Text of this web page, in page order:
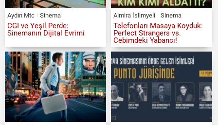
Aydın Mtc Sinema
CGI ve Yeşil Perde:
Sinemanın Dijital Evrimi
Almira İslimyeli Sinema
Telefonları Masaya Koyduk:
Perfect Strangers vs.
Cebimdeki Yabancı!